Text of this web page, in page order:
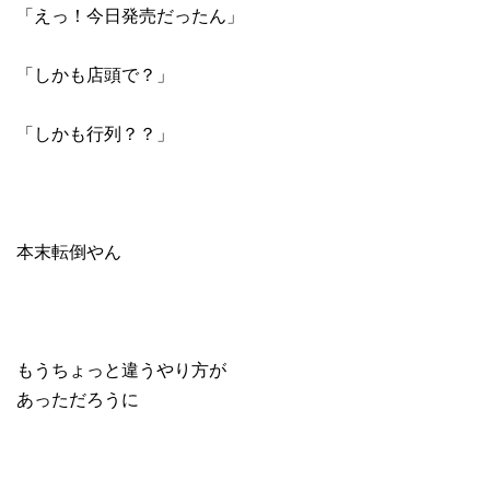
「えっ！今日発売だったん」
「しかも店頭で？」
「しかも行列？？」
本末転倒やん
もうちょっと違うやり方が
あっただろうに